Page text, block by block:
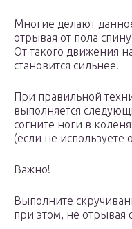
Многие делают
отрывая от пола
От такого движения
становится сильнее.
При правильной
выполняется
согните ноги в
(если не используете
Важно!
Выполните
при этом, не отрывая